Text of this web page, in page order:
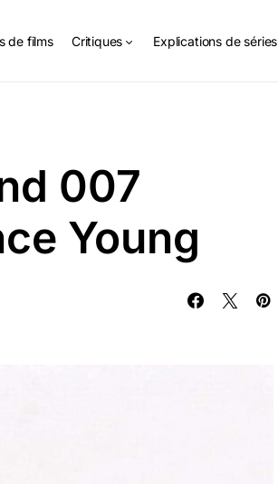
de films Critiques Explications de séries
007
Young